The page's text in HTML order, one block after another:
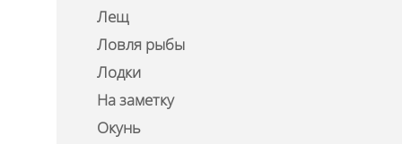
Лещ
Ловля рыбы
Лодки
На заметку
Окунь